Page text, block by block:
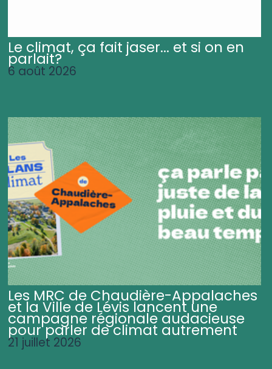
Le climat, ça fait jaser... et si on en
parlait?
6 août 2026
Les MRC de Chaudière-Appalaches
et la Ville de Lévis lancent une
campagne régionale audacieuse
pour parler de climat autrement
21 juillet 2026